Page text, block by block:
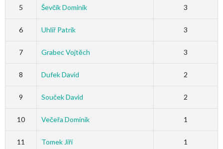
5 Ševčík Dominik 3
6 Uhlíř Patrik 3
7 Grabec Vojtěch 3
8 Dufek David 2
9 Souček David 2
10 Večeřa Dominik 1
11 Tomek Jiří 1